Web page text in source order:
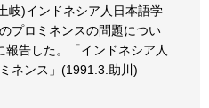
岐)インドネシア人日本語学
プロミネンスの問題につい
告した。「インドネシア人
ネンス」(1991.3.助川)